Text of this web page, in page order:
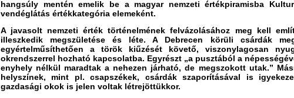
hangsúly mentén emelik be a magyar nemzeti értékpiramisba
vendéglátás értékkategória elemeként.
A javasolt nemzeti érték történelmének felvázolásához meg kell
illeszkedik megszületése és léte. A Debrecen körüli csárdák
egyértelműsíthetően a török kiűzését követő, viszonylagosan
okrendszerrel hozható kapcsolatba. Egyrészt „a pusztából a
enyhely nélkül maradtak a nehezen járható, de megszokott utak.”
helyszínek, mint pl. csapszékek, csárdák szaporításával is
gazdasági okok is jelen voltak létrejöttükkor.